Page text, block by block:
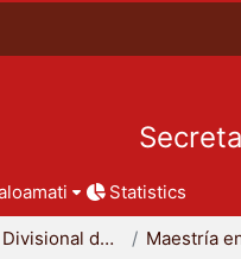
Statistics
Coordinación Divisional de Posgrado